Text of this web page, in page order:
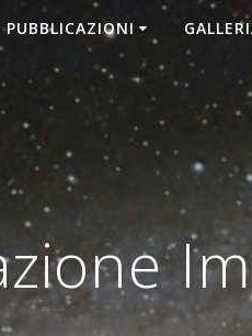
PUBBLICAZIONI